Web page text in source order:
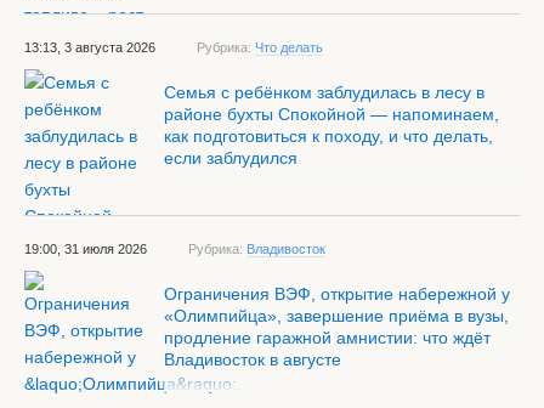
13:13, 3 августа 2026 Рубрика: Что делать
Семья с ребёнком заблудилась в лесу в
районе бухты Спокойной — напоминаем,
как подготовиться к походу, и что делать,
если заблудился
19:00, 31 июля 2026 Рубрика: Владивосток
Ограничения ВЭФ, открытие набережной у
«Олимпийца», завершение приёма в вузы,
продление гаражной амнистии: что ждёт
Владивосток в августе